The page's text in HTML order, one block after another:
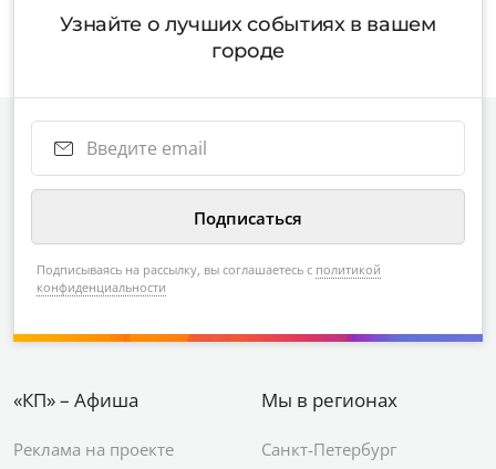
Узнайте о лучших событиях в вашем
городе
Подписываясь на рассылку, вы соглашаетесь с политикой
конфиденциальности
«КП» – Афиша
Реклама на проекте
Мы в регионах
Санкт-Петербург